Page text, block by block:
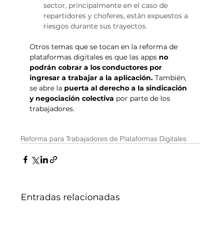
sector, principalmente en el caso de
repartidores y choferes, están expuestos a
riesgos durante sus trayectos.
Otros temas que se tocan en la reforma de
plataformas digitales es que las apps no
podrán cobrar a los conductores por
ingresar a trabajar a la aplicación. También,
se abre la puerta al derecho a la sindicación
y negociación colectiva por parte de los
trabajadores.
Reforma para Trabajadores de Plataformas Digitales
Entradas relacionadas